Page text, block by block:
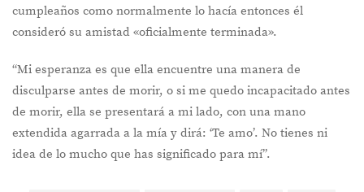
cumpleaños como normalmente lo hacía entonces él
consideró su amistad «oficialmente terminada».
“Mi esperanza es que ella encuentre una manera de
disculparse antes de morir, o si me quedo incapacitado antes
de morir, ella se presentará a mi lado, con una mano
extendida agarrada a la mía y dirá: ‘Te amo’. No tienes ni
idea de lo mucho que has significado para mí”.